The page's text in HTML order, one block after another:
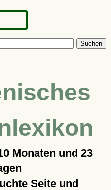
Suchen
Monaten und 23
Seite und